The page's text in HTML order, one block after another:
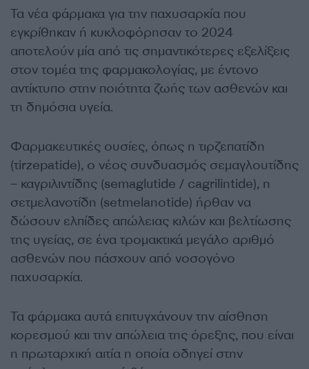
Τα νέα φάρμακα για την παχυσαρκία που
εγκρίθηκαν ή κυκλοφόρησαν το 2024
αποτελούν μία από τις σημαντικότερες εξελίξεις
στον τομέα της φαρμακολογίας, με έντονο
αντίκτυπο στην ποιότητα ζωής των ασθενών και
τη δημόσια υγεία.
Φαρμακευτικές ουσίες, όπως η τιρζεπατίδη
(τirzepatide), ο νέος συνδυασμός σεμαγλουτίδης
– καγριλιντίδης (semaglutide / cagrilintide), η
σετμελανοτίδη (setmelanotide) ήρθαν να
δώσουν ελπίδες απώλειας κιλών και βελτίωσης
της υγείας, σε ένα τρομακτικά μεγάλο αριθμό
ασθενών που πάσχουν από νοσογόνο
παχυσαρκία.
Τα φάρμακα αυτά επιτυγχάνουν την αίσθηση
κορεσμού και την απώλεια της όρεξης, που είναι
η πρωταρχική αιτία η οποία οδηγεί στην